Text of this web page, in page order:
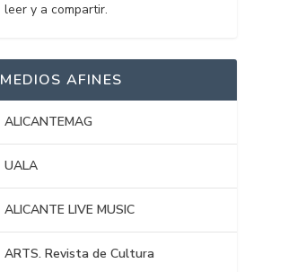
leer y a compartir.
MEDIOS AFINES
ALICANTEMAG
UALA
ALICANTE LIVE MUSIC
ARTS. Revista de Cultura